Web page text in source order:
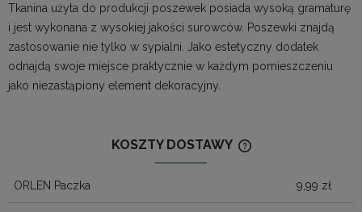
Tkanina użyta do produkcji poszewek posiada wysoką gramaturę
i jest wykonana z wysokiej jakości surowców. Poszewki znajdą
zastosowanie nie tylko w sypialni. Jako estetyczny dodatek
odnajdą swoje miejsce praktycznie w każdym pomieszczeniu
jako niezastąpiony element dekoracyjny.
KOSZTY DOSTAWY
ORLEN Paczka 9,99 zł